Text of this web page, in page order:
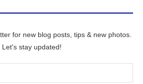
for new blog posts, tips & new photos.
Let's stay updated!